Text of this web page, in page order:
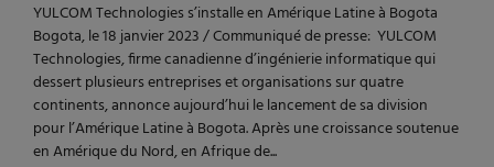
YULCOM Technologies s’installe en Amérique Latine à Bogota
Bogota, le 18 janvier 2023 / Communiqué de presse: YULCOM
Technologies, firme canadienne d’ingénierie informatique qui
dessert plusieurs entreprises et organisations sur quatre
continents, annonce aujourd’hui le lancement de sa division
pour l’Amérique Latine à Bogota. Après une croissance soutenue
en Amérique du Nord, en Afrique de...